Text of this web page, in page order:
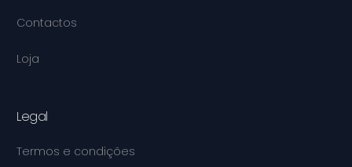
Contactos
Loja
Legal
Termos e condições